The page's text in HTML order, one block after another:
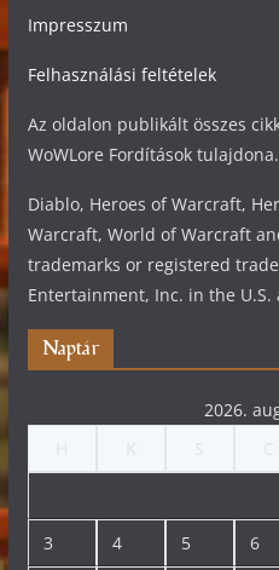
Impresszum
Felhasználási feltételek
Az oldalon publikált összes
WoWLore Fordítások tulajdona.
Diablo, Heroes of Warcraft,
Warcraft, World of Warcraft
trademarks or registered
Entertainment, Inc. in the
Naptár
2026.
3 4 5 6